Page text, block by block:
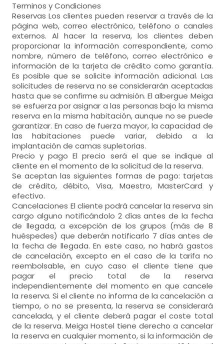
Terminos y Condiciones
Reservas Los clientes pueden reservar a través de la
página web, correo electrónico, teléfono o canales
externos. Al hacer la reserva, los clientes deben
proporcionar la información correspondiente, como
nombre, número de teléfono, correo electrónico e
información de la tarjeta de crédito como garantía.
Es posible que se solicite información adicional. Las
solicitudes de reserva no se considerarán aceptadas
hasta que se confirme su admisión. El albergue Meiga
se esfuerza por asignar a las personas bajo la misma
reserva en la misma habitación, aunque no se puede
garantizar. En caso de fuerza mayor, la capacidad de
las habitaciones puede variar, debido a la
implantación de camas supletorias.
Precio y pago El precio será el que se indique al
cliente en el momento de la solicitud de la reserva.
Se aceptan las siguientes formas de pago: tarjetas
de crédito, débito, Visa, Maestro, MasterCard y
efectivo.
Cancelaciones El cliente podrá cancelar la reserva sin
cargo alguno notificándolo 2 días antes de la fecha
de llegada, a excepción de los grupos (más de 8
huéspedes) que deberán notificarlo 7 días antes de
la fecha de llegada. En este caso, no habrá gastos
de cancelación, excepto en el caso de la tarifa no
reembolsable, en cuyo caso el cliente tiene que
pagar el precio total de la reserva
independientemente del momento en que cancele
la reserva. Si el cliente no informa de la cancelación a
tiempo, o no se presenta, la reserva se considerará
cancelada, y el cliente deberá pagar el coste total
de la reserva. Meiga Hostel tiene derecho a cancelar
la reserva en cualquier momento, si la información de